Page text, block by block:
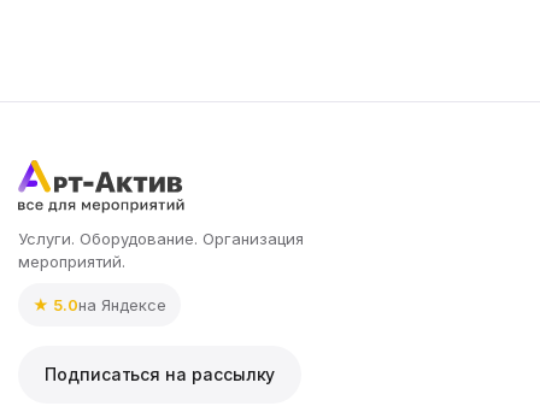
Услуги. Оборудование. Организация
мероприятий.
★ 5.0на Яндексе
Подписаться на рассылку